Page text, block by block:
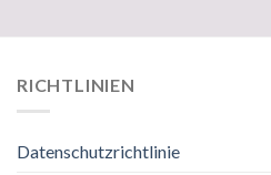
RICHTLINIEN
Datenschutzrichtlinie